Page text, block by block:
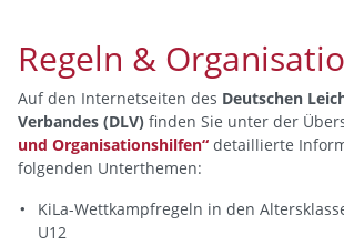
Regeln &
Auf den Internetseiten des Deutschen
Verbandes (DLV) finden Sie unter der
und Organisationshilfen“ detaillierte
folgenden Unterthemen:
KiLa-Wettkampfregeln in den
U12